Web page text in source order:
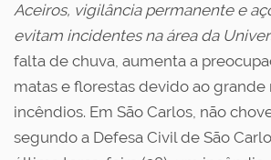
Aceiros, vigilância permanente e
evitam incidentes na área da
falta de chuva, aumenta a
matas e florestas devido ao grande
incêndios. Em São Carlos, não
segundo a Defesa Civil de São